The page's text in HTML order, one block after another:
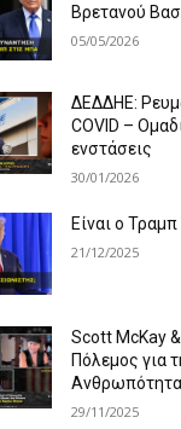
Βρετανού
05/05/2026
ΔΕΔΔΗΕ:
COVID –
ενστάσεις
30/01/2026
Είναι ο
21/12/2025
Scott McKay
Πόλεμος για
29/11/2025